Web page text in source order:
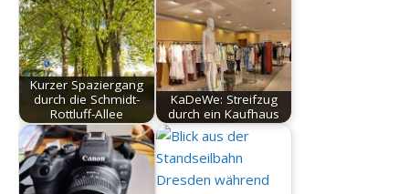
Kurzer Spaziergang
durch die Schmidt-
Rottluff-Allee
KaDeWe: Streifzug
durch ein Kaufhaus